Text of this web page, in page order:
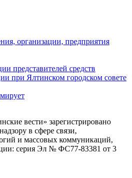
организации, предприятия
представителей средств
при Ялтинском городском совете
вести» зарегистрировано
в сфере связи,
и массовых коммуникаций,
серия Эл № ФС77-83381 от 3